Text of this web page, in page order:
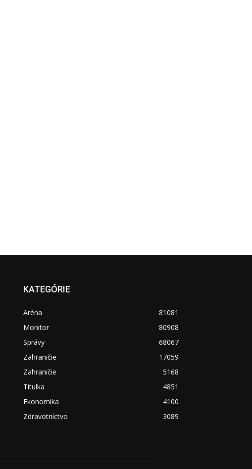
KATEGÓRIE
Aréna
81081
Monitor
80908
Správy
68067
Zahraničie
17059
Zahraničie
5168
Titulka
4851
Ekonomika
4100
Zdravotníctvo
3089